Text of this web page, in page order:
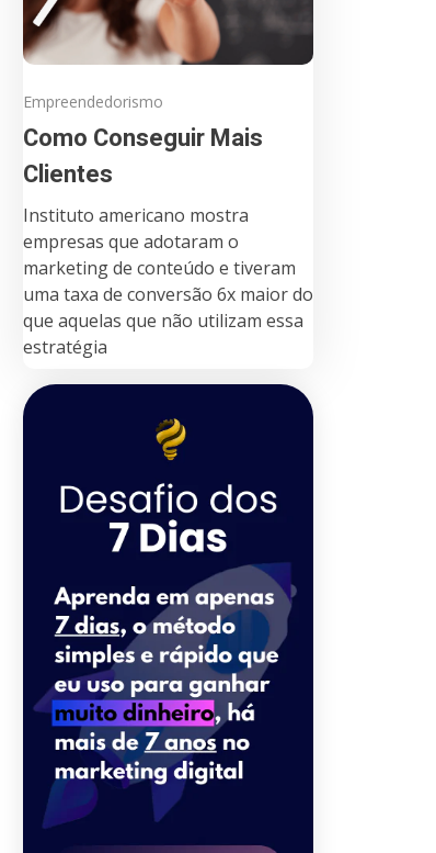
Empreendedorismo
Como Conseguir Mais
Clientes
Instituto americano mostra
empresas que adotaram o
marketing de conteúdo e tiveram
uma taxa de conversão 6x maior do
que aquelas que não utilizam essa
estratégia